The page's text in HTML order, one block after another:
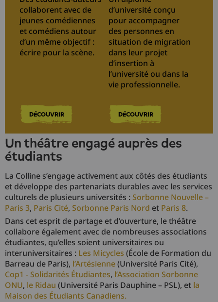
collaborent avec de
jeunes comédiennes
et comédiens autour
d’un même objectif :
écrire pour la scène.
DÉCOUVRIR
d’université conçu
pour accompagner
des personnes en
situation de migration
dans leur projet
d’insertion à
l’université ou dans la
vie professionnelle.
DÉCOUVRIR
Un théâtre engagé auprès des
étudiants
La Colline s’engage activement aux côtés des étudiants
et développe des partenariats durables avec les services
culturels de plusieurs universités :Sorbonne Nouvelle –
Paris 3, Paris Cité, Sorbonne Paris Nord et Paris 8.
Dans cet esprit de partage et d’ouverture, le théâtre
collabore également avec de nombreuses associations
étudiantes, qu’elles soient universitaires ou
interuniversitaires : Les Micycles (École de Formation du
Barreau de Paris), l’Artésienne(Université Paris Cité),
Cop1 - Solidarités Étudiantes, l’Association Sorbonne
ONU, le Ridau (Université Paris Dauphine – PSL), et la
Maison des Étudiants Canadiens.